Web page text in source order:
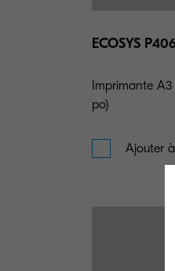
ECOSYS
Imprimante
po)
Ajouter